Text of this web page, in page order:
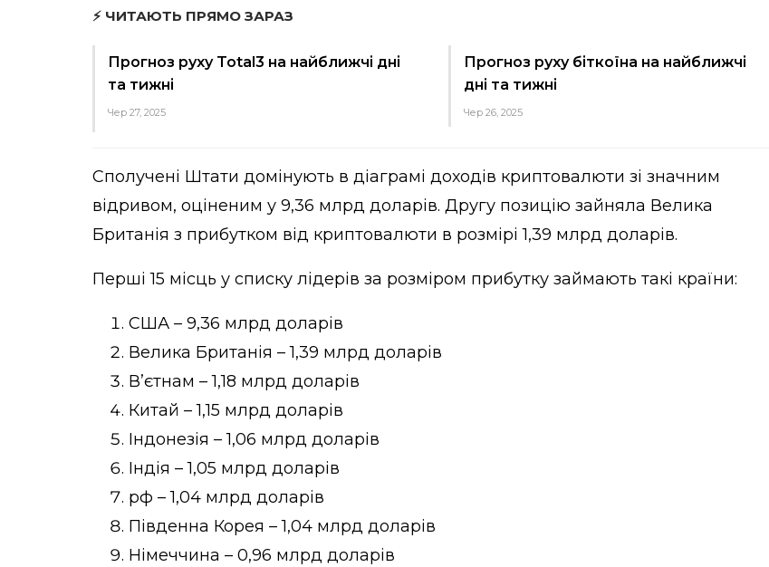
⚡ ЧИТАЮТЬ ПРЯМО ЗАРАЗ
Прогноз руху Total3 на найближчі дні
та тижні
Чер 27, 2025
Прогноз руху біткоїна на найближчі
дні та тижні
Чер 26, 2025
Сполучені Штати домінують в діаграмі доходів криптовалюти зі значним
відривом, оціненим у 9,36 млрд доларів. Другу позицію зайняла Велика
Британія з прибутком від криптовалюти в розмірі 1,39 млрд доларів.
Перші 15 місць у списку лідерів за розміром прибутку займають такі країни:
США – 9,36 млрд доларів
Велика Британія – 1,39 млрд доларів
В’єтнам – 1,18 млрд доларів
Китай – 1,15 млрд доларів
Індонезія – 1,06 млрд доларів
Індія – 1,05 млрд доларів
рф – 1,04 млрд доларів
Південна Корея – 1,04 млрд доларів
Німеччина – 0,96 млрд доларів